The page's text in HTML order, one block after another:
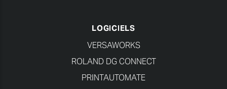
LOGICIELS
VERSAWORKS
ROLAND DG CONNECT
PRINTAUTOMATE